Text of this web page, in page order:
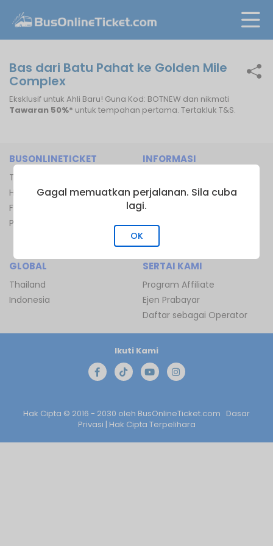
Bas dari Batu Pahat ke Golden Mile
Complex
Eksklusif untuk Ahli Baru! Guna Kod: BOTNEW dan nikmati
Tawaran 50%* untuk tempahan pertama. Tertakluk T&S.
BUSONLINETICKET
Tentang BusOnline Ticket
Hubungi Kami
FAQ
Peta Laman
INFORMASI
Terminal Bas
Terminal Feri
Laluan Feri
Laluan Keretapi
GLOBAL
Thailand
Indonesia
SERTAI KAMI
Program Affiliate
Ejen Prabayar
Daftar sebagai Operator
Hak Cipta © 2016 - 2030 oleh BusOnlineTicket.com Dasar
Privasi | Hak Cipta Terpelihara
Ikuti Kami
Gagal memuatkan perjalanan. Sila cuba
lagi.
OK